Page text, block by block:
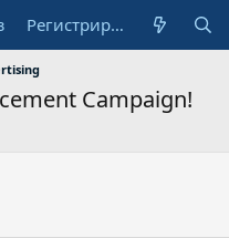
Регистрирай се
Campaign!